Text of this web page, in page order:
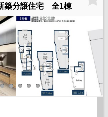
築分譲住宅 全1棟